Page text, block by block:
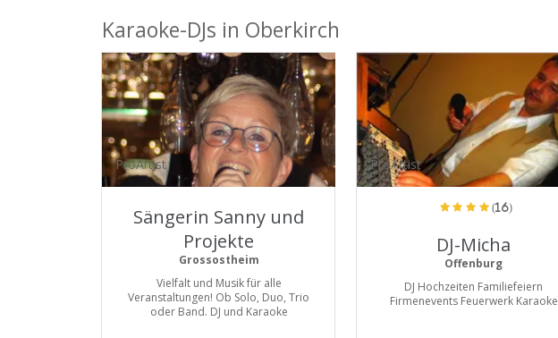
Karaoke-DJs in Oberkirch
ProArtist
Sängerin Sanny und
Projekte
Grossostheim
Vielfalt und Musik für alle
Veranstaltungen! Ob Solo, Duo, Trio
oder Band. DJ und Karaoke
ProArtist
(16)
DJ-Micha
Offenburg
DJ Hochzeiten Familiefeiern
Firmenevents Feuerwerk Karaoke